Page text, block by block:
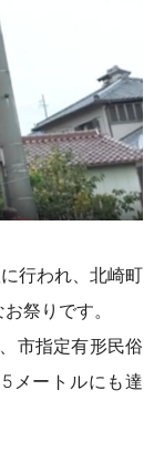
行われ、北崎町
祭りです。
市指定有形民俗
メートルにも達